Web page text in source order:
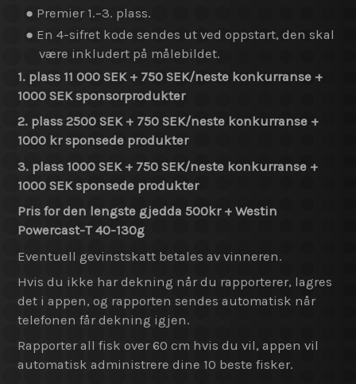
● Premier 1.–3. plass.
● En 4-sifret kode sendes ut ved oppstart, den skal
være inkludert på målebildet.
1. plass 11 000 SEK + 750 SEK/neste konkurranse +
1000 SEK sponsorprodukter
2. plass 2500 SEK + 750 SEK/neste konkurranse +
1000 kr sponsede produkter
3. plass 1000 SEK + 750 SEK/neste konkurranse +
1000 SEKsponsede produkter
Pris for den lengste gjedda 500kr + Westin
Powercast-T 40-130g
Eventuell gevinstskatt betales av vinneren.
Hvis du ikke har dekning når du rapporterer, lagres
det i appen, og rapporten sendes automatisk når
telefonen får dekning igjen.
Rapporter all fisk over 60 cm hvis du vil, appen vil
automatisk administrere dine 10 beste fisker.